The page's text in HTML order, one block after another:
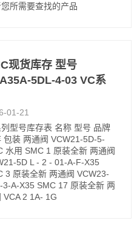
所需要查找的产品
现货库存 型号
5DL-4-03 VC系
01-21
列型号库存表 名称 型号 品牌
包装 两通阀 VCW21-5D-5-
水用 SMC 1 原装全新 两通阀
5D L - 2 - 01-A-F-X35
3 原装全新 两通阀 VCW23-
3-A-X35 SMC 17 原装全新 两
VCA 2 1A- 1G